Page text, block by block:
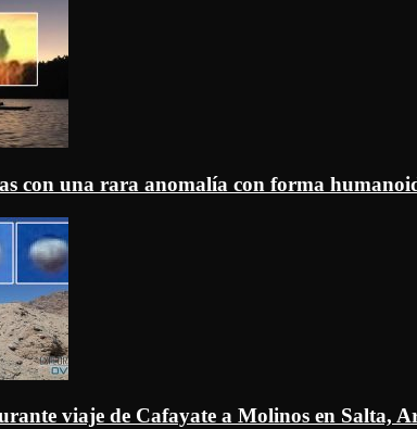
con una rara anomalía con forma
viaje de Cafayate a Molinos en Salta,